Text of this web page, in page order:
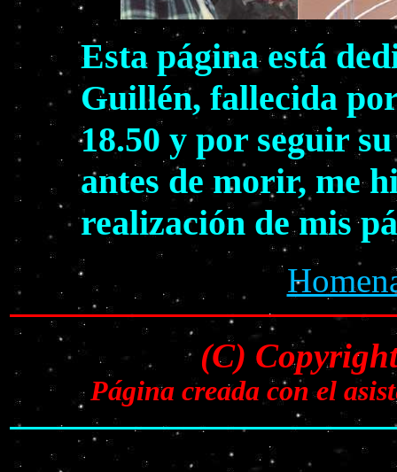
Esta página está
Guillén, fallecida
18.50 y por seguir
antes de morir, me
realización de mis
(C)
Página creada con el